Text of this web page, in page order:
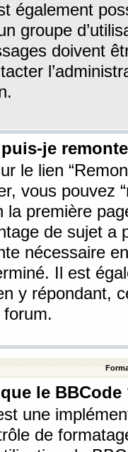
également
groupe
doivent
je
le lien
vous pouvez
la première
de sujet a
nécessaire
Il est
y répondant,
le BBCode
une
de